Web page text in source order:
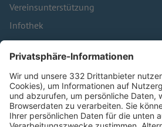
Vereinsunterstützung
Infothek
Kontakt
HÄUFIG BESUCHTE SEITEN
Pässe und Vereinswechsel
Trainerausbildung